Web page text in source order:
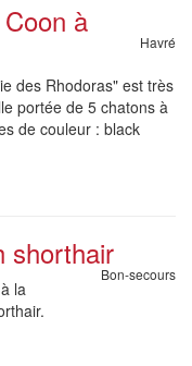
à
Havré
des Rhodoras" est très
portée de 5 chatons à
de couleur : black
shorthair
Bon-secours
la